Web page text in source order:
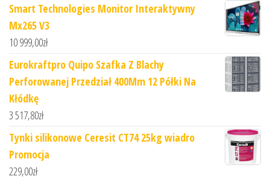
Smart Technologies Monitor Interaktywny
Mx265 V3
10 999,00zł
Eurokraftpro Quipo Szafka Z Blachy
Perforowanej Przedział 400Mm 12 Półki Na
Kłódkę
3 517,80zł
Tynki silikonowe Ceresit CT74 25kg wiadro
Promocja
229,00zł